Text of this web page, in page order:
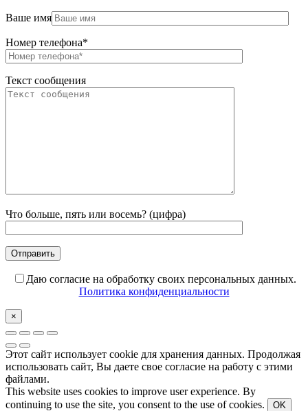
Ваше имя
Номер телефона*
Текст сообщения
Что больше, пять или восемь? (цифра)
Даю согласие на обработку своих персональных данных.
Политика конфиденциальности
×
Этот сайт использует cookie для хранения данных. Продолжая
использовать сайт, Вы даете свое согласие на работу с этими
файлами.
This website uses cookies to improve user experience. By
continuing to use the site, you consent to the use of cookies.
OK